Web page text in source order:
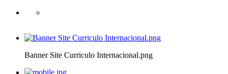
Banner Site Curriculo Internacional.png